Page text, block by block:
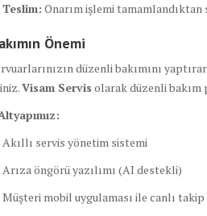
Teslim: Onarım işlemi
Önemi
düzenli bakımını
Visam Servis olarak düzenli bakım
Akıllı servis yönetim sistemi
Arıza öngörü yazılımı (AI destekli)
Müşteri mobil uygulaması ile canlı takip